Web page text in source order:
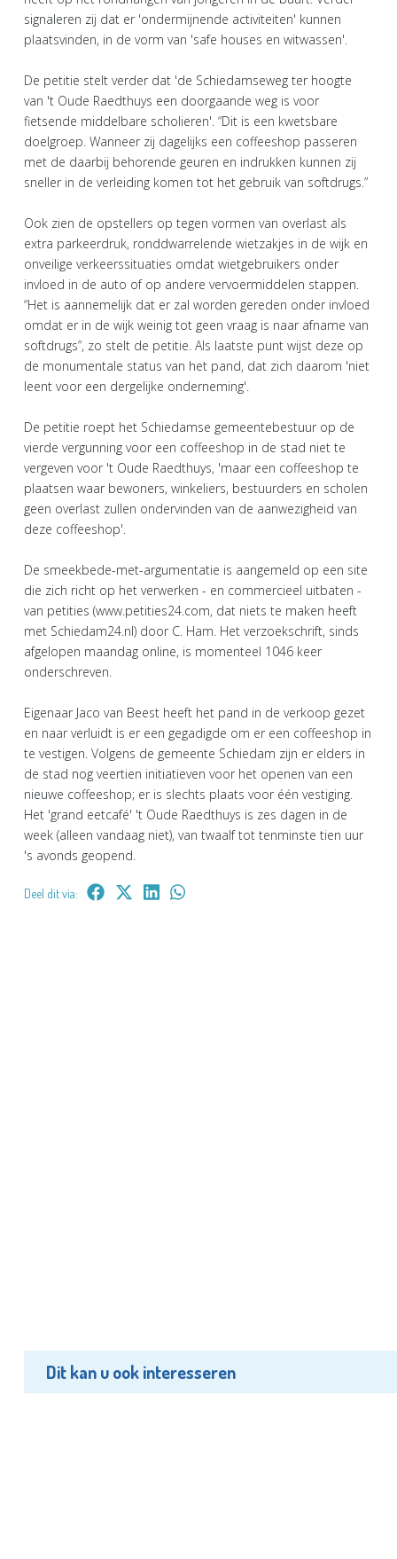
signaleren zij dat er 'ondermijnende activiteiten' kunnen
plaatsvinden, in de vorm van 'safe houses en witwassen'.
De petitie stelt verder dat 'de Schiedamseweg ter hoogte
van 't Oude Raedthuys een doorgaande weg is voor
fietsende middelbare scholieren'. “Dit is een kwetsbare
doelgroep. Wanneer zij dagelijks een coffeeshop passeren
met de daarbij behorende geuren en indrukken kunnen zij
sneller in de verleiding komen tot het gebruik van softdrugs.”
Ook zien de opstellers op tegen vormen van overlast als
extra parkeerdruk, ronddwarrelende wietzakjes in de wijk en
onveilige verkeerssituaties omdat wietgebruikers onder
invloed in de auto of op andere vervoermiddelen stappen.
“Het is aannemelijk dat er zal worden gereden onder invloed
omdat er in de wijk weinig tot geen vraag is naar afname van
softdrugs”, zo stelt de petitie. Als laatste punt wijst deze op
de monumentale status van het pand, dat zich daarom 'niet
leent voor een dergelijke onderneming'.
De petitie roept het Schiedamse gemeentebestuur op de
vierde vergunning voor een coffeeshop in de stad niet te
vergeven voor 't Oude Raedthuys, 'maar een coffeeshop te
plaatsen waar bewoners, winkeliers, bestuurders en scholen
geen overlast zullen ondervinden van de aanwezigheid van
deze coffeeshop'.
De smeekbede-met-argumentatie is aangemeld op een site
die zich richt op het verwerken - en commercieel uitbaten -
van petities (www.petities24.com, dat niets te maken heeft
met Schiedam24.nl) door C. Ham. Het verzoekschrift, sinds
afgelopen maandag online, is momenteel 1046 keer
onderschreven.
Eigenaar Jaco van Beest heeft het pand in de verkoop gezet
en naar verluidt is er een gegadigde om er een coffeeshop in
te vestigen. Volgens de gemeente Schiedam zijn er elders in
de stad nog veertien initiatieven voor het openen van een
nieuwe coffeeshop; er is slechts plaats voor één vestiging.
Het 'grand eetcafé' 't Oude Raedthuys is zes dagen in de
week (alleen vandaag niet), van twaalf tot tenminste tien uur
's avonds geopend.
Deel dit via:
Dit kan u ook interesseren